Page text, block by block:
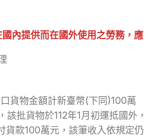
內提供而在國外使用之勞務，應
貨物金額計新臺幣(下同)100萬
批貨物於112年1月初運抵國外，
貨款100萬元，該筆收入依規定仍